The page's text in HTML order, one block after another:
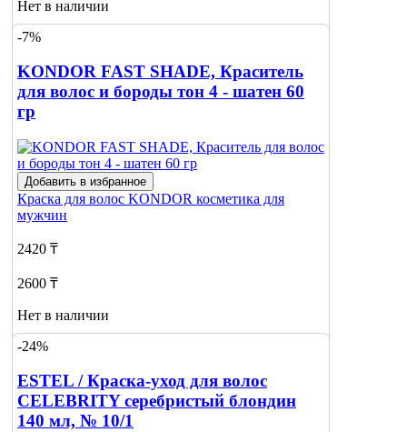
Нет в наличии
Сообщить
-7%
KONDOR FAST SHADE, Краситель
для волос и бороды тон 4 - шатен 60
гр
Добавить в избранное
Краска для волос KONDOR косметика для
мужчин
2420 ₸
2600 ₸
Нет в наличии
Сообщить
1
-24%
ESTEL / Краска-уход для волос
CELEBRITY серебристый блондин
140 мл, № 10/1